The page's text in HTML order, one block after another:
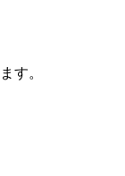
す。